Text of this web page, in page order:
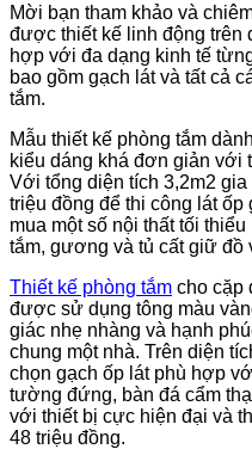
Mời bạn tham khảo và
được thiết kế linh động trên
hợp với đa dạng kinh tế
bao gồm gạch lát và tất cả
tắm.
Mẫu thiết kế phòng tắm
kiểu dáng khá đơn giản với
Với tổng diện tích 3,2m2
triệu đồng để thi công lát ốp
mua một số nội thất tối
tắm, gương và tủ cất giữ đồ
Thiết kế phòng tắm cho cặp
được sử dụng tông màu
giác nhẹ nhàng và hạnh
chung một nhà. Trên diện
chọn gạch ốp lát phù hợp
tường đứng, bàn đá cẩm
với thiết bị cực hiện đại và
48 triệu đồng.